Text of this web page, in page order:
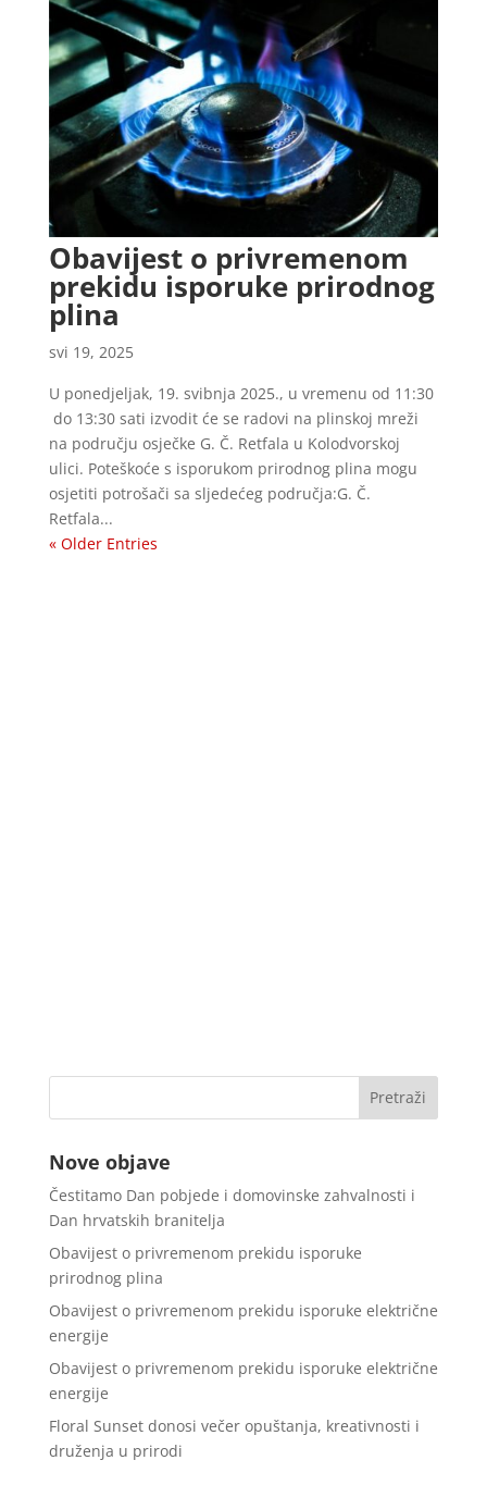
Obavijest o privremenom
prekidu isporuke prirodnog
plina
svi 19, 2025
U ponedjeljak, 19. svibnja 2025., u vremenu od 11:30
do 13:30 sati izvodit će se radovi na plinskoj mreži
na području osječke G. Č. Retfala u Kolodvorskoj
ulici. Poteškoće s isporukom prirodnog plina mogu
osjetiti potrošači sa sljedećeg područja:G. Č.
Retfala...
« Older Entries
Nove objave
Čestitamo Dan pobjede i domovinske zahvalnosti i
Dan hrvatskih branitelja
Obavijest o privremenom prekidu isporuke
prirodnog plina
Obavijest o privremenom prekidu isporuke električne
energije
Obavijest o privremenom prekidu isporuke električne
energije
Floral Sunset donosi večer opuštanja, kreativnosti i
druženja u prirodi